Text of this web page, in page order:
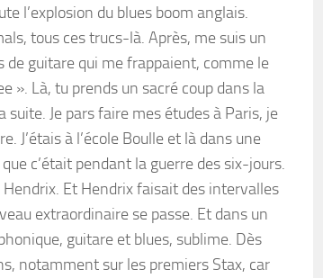
l’explosion du blues boom anglais.
tous ces trucs-là. Après, me suis un
de guitare qui me frappaient, comme le
». Là, tu prends un sacré coup dans la
suite. Je pars faire mes études à Paris, je
J’étais à l’école Boulle et là dans une
c’était pendant la guerre des six-jours.
Hendrix. Et Hendrix faisait des intervalles
extraordinaire se passe. Et dans un
guitare et blues, sublime. Dès
notamment sur les premiers Stax, car